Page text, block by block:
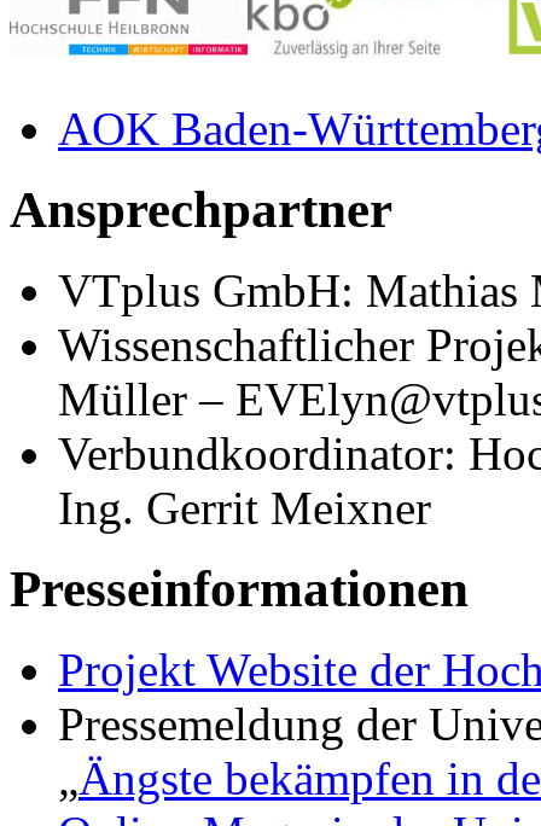
AOK Baden-
Ansprechpartner
VTplus GmbH: Mathias
Wissenschaftlicher
Müller –
Verbundkoordinator:
Ing. Gerrit Meixner
Presseinformationen
Projekt Website der
Pressemeldung der
„Ängste bekämpfen in